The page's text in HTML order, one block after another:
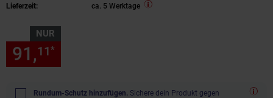
Lieferzeit:
ca. 5 Werktage
NUR
91,11*
Rundum-Schutz hinzufügen. Sichere dein Produkt gegen